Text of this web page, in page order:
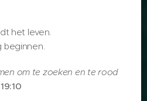
het leven.
beginnen.
om te zoeken en te rood